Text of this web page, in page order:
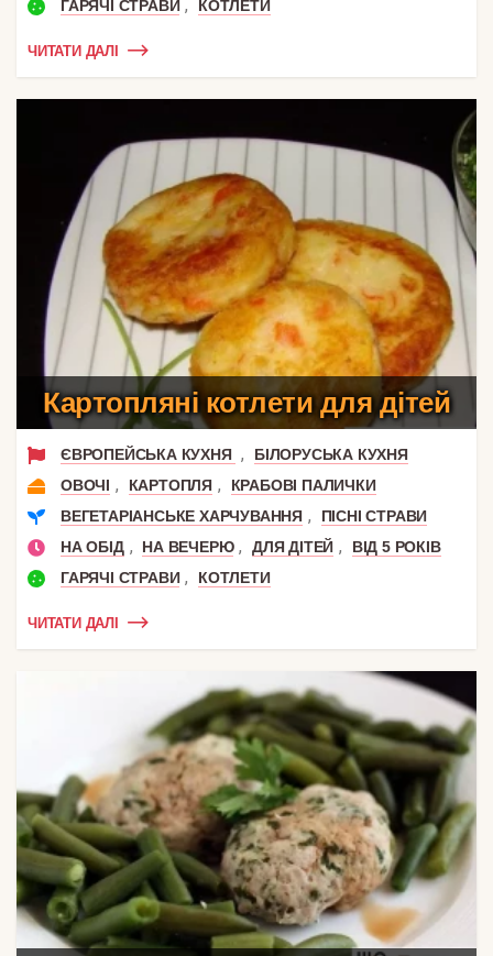
ГАРЯЧІ СТРАВИ , КОТЛЕТИ
ЧИТАТИ ДАЛІ
Картопляні котлети для дітей
ЄВРОПЕЙСЬКА КУХНЯ ,
БІЛОРУСЬКА КУХНЯ
ОВОЧІ , КАРТОПЛЯ ,
КРАБОВІ ПАЛИЧКИ
ВЕГЕТАРІАНСЬКЕ ХАРЧУВАННЯ ,
ПІСНІ СТРАВИ
НА ОБІД , НА ВЕЧЕРЮ , ДЛЯ ДІТЕЙ ,
ВІД 5 РОКІВ
ГАРЯЧІ СТРАВИ , КОТЛЕТИ
ЧИТАТИ ДАЛІ